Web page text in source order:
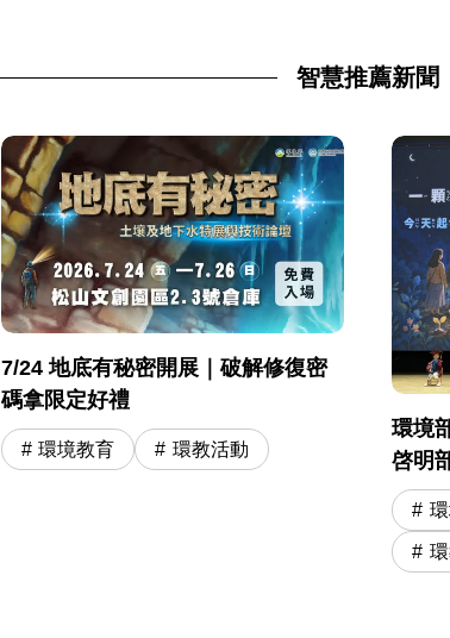
智慧推薦新聞
7/24 地底有秘密開展｜破解修復密
碼拿限定好禮
環境教育 環教活動
環境
啓明
奇寶
學冒